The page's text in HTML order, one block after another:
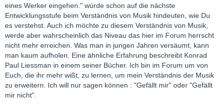
eines Werker eingehen." würde schon auf die nächste
Entwicklungsstufe beim Verständnis von Musik hindeuten, wie Du
es verstehst. Auch ich möchte zu diesem Verständnis von Musik,
werde aber wahrscheinlich das Niveau das hier im Forum herrscht
nicht mehr erreichen. Was man in jungen Jahren versäumt, kann
man kaum aufholen. Eine ähnliche Erfahrung beschreibt Konrad
Paul Liessman in einem seiner Bücher. Ich bin im Forum um von
Euch, die ihr mehr wißt, zu lernen, um mein Verständnis der Musik
zu erweitern. Ich will nur sagen können : "Gefällt mir" oder "Gefällt
mir nicht".